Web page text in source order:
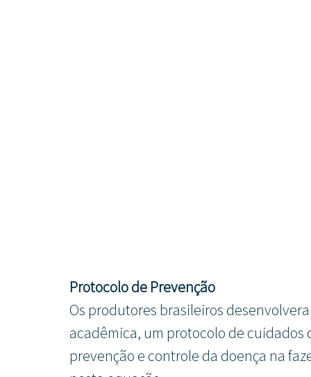
Protocolo de Prevenção
Os produtores brasileiros
acadêmica, um protocolo de
prevenção e controle da doença na